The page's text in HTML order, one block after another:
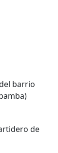
barrio
de